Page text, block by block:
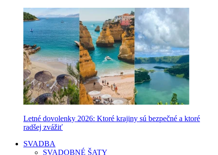
Letné dovolenky 2026: Ktoré krajiny sú bezpečné a ktoré
radšej zvážiť
SVADBA
SVADOBNÉ ŠATY